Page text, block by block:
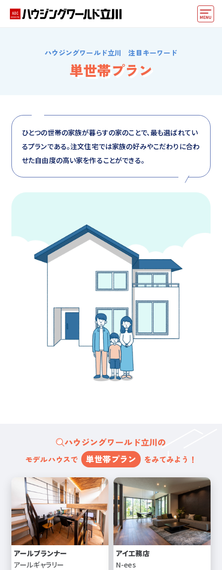
住宅会社・ハウスメーカー
好みからモデルハウスを探す
住まいづくりお役立ち情報
他の展示場
マイページ アカウント登録
ハウジングワールド立川 注目キーワード
単世帯プラン
ひとつの世帯の家族が暮らすの家のことで、最も選ばれてい
るプランである。注文住宅では家族の好みやこだわりに合わ
せた自由度の高い家を作ることができる。
ハウジングワールド立川の
モデルハウスで 単世帯プラン をみてみよう！
アールプランナー
アールギャラリー
アイ工務店
N-ees